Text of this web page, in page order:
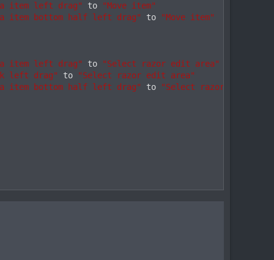
item left drag" to
"Move item"
item bottom half left drag" to "Move item"
item left drag" to
"Select razor edit area"
left drag" to
"Select razor edit area"
item bottom half left drag" to "Select razor edit